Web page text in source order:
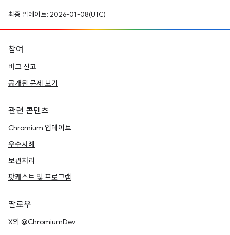
최종 업데이트: 2026-01-08(UTC)
참여
버그 신고
공개된 문제 보기
관련 콘텐츠
Chromium 업데이트
우수사례
보관처리
팟캐스트 및 프로그램
팔로우
X의 @ChromiumDev